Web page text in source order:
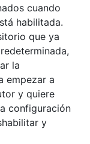
cuando
habilitada.
que ya
la
empezar a
y quiere
configuración
y